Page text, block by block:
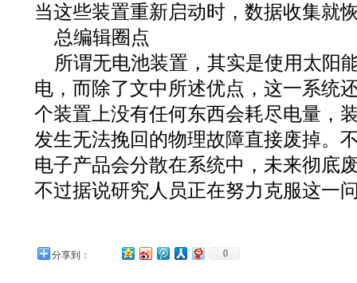
当这些装置重新启动时，数据收集就
总编辑圈点
所谓无电池装置，其实是使用太阳
电，而除了文中所述优点，这一系统
个装置上没有任何东西会耗尽电量，
发生无法挽回的物理故障直接废掉。
电子产品会分散在系统中，未来彻底
不过据说研究人员正在努力克服这一
分享到： 0